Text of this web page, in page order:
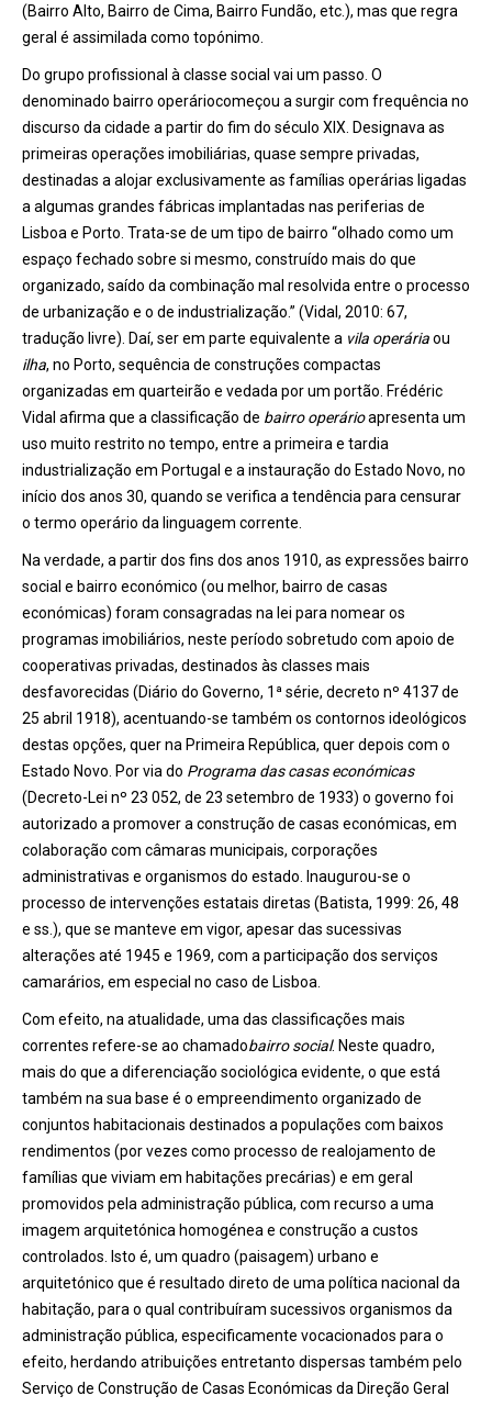
(Bairro Alto, Bairro de Cima, Bairro Fundão, etc.), mas que regra
geral é assimilada como topónimo.
Do grupo profissional à classe social vai um passo. O
denominado bairro operáriocomeçou a surgir com frequência no
discurso da cidade a partir do fim do século XIX. Designava as
primeiras operações imobiliárias, quase sempre privadas,
destinadas a alojar exclusivamente as famílias operárias ligadas
a algumas grandes fábricas implantadas nas periferias de
Lisboa e Porto. Trata-se de um tipo de bairro “olhado como um
espaço fechado sobre si mesmo, construído mais do que
organizado, saído da combinação mal resolvida entre o processo
de urbanização e o de industrialização.” (Vidal, 2010: 67,
tradução livre). Daí, ser em parte equivalente a vila operáriaou
ilha, no Porto, sequência de construções compactas
organizadas em quarteirão e vedada por um portão. Frédéric
Vidal afirma que a classificação de bairro operárioapresenta um
uso muito restrito no tempo, entre a primeira e tardia
industrialização em Portugal e a instauração do Estado Novo, no
início dos anos 30, quando se verifica a tendência para censurar
o termo operário da linguagem corrente.
Na verdade, a partir dos fins dos anos 1910, as expressões bairro
social e bairro económico (ou melhor, bairro de casas
económicas) foram consagradas na lei para nomear os
programas imobiliários, neste período sobretudo com apoio de
cooperativas privadas, destinados às classes mais
desfavorecidas (Diário do Governo, 1ª série, decreto nº 4137 de
25 abril 1918), acentuando-se também os contornos ideológicos
destas opções, quer na Primeira República, quer depois com o
Estado Novo. Por via do Programa das casas económicas
(Decreto-Lei nº 23 052, de 23 setembro de 1933) o governo foi
autorizado a promover a construção de casas económicas, em
colaboração com câmaras municipais, corporações
administrativas e organismos do estado. Inaugurou-se o
processo de intervenções estatais diretas (Batista, 1999: 26, 48
e ss.), que se manteve em vigor, apesar das sucessivas
alterações até 1945 e 1969, com a participação dos serviços
camarários, em especial no caso de Lisboa.
Com efeito, na atualidade, uma das classificações mais
correntes refere-se ao chamadobairro social. Neste quadro,
mais do que a diferenciação sociológica evidente, o que está
também na sua base é o empreendimento organizado de
conjuntos habitacionais destinados a populações com baixos
rendimentos (por vezes como processo de realojamento de
famílias que viviam em habitações precárias) e em geral
promovidos pela administração pública, com recurso a uma
imagem arquitetónica homogénea e construção a custos
controlados. Isto é, um quadro (paisagem) urbano e
arquitetónico que é resultado direto de uma política nacional da
habitação, para o qual contribuíram sucessivos organismos da
administração pública, especificamente vocacionados para o
efeito, herdando atribuições entretanto dispersas também pelo
Serviço de Construção de Casas Económicas da Direção Geral